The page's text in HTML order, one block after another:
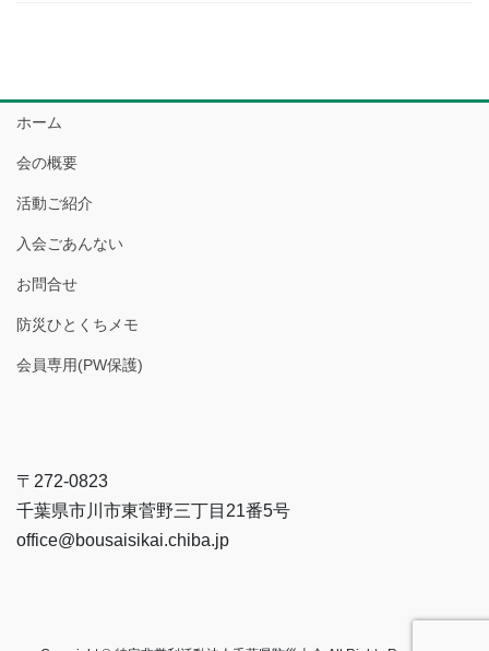
ホーム
会の概要
活動ご紹介
入会ごあんない
お問合せ
防災ひとくちメモ
会員専用(PW保護)
〒272-0823
千葉県市川市東菅野三丁目21番5号
office@bousaisikai.chiba.jp